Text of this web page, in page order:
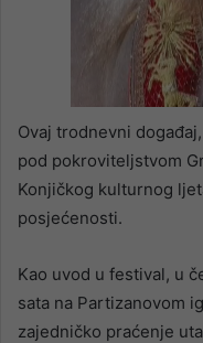
Ovaj trodnevni
pod pokroviteljstvom
Konjičkog kulturnog
posjećenosti.
Kao uvod u festival, u
sata na Partizanovom
zajedničko praćenje